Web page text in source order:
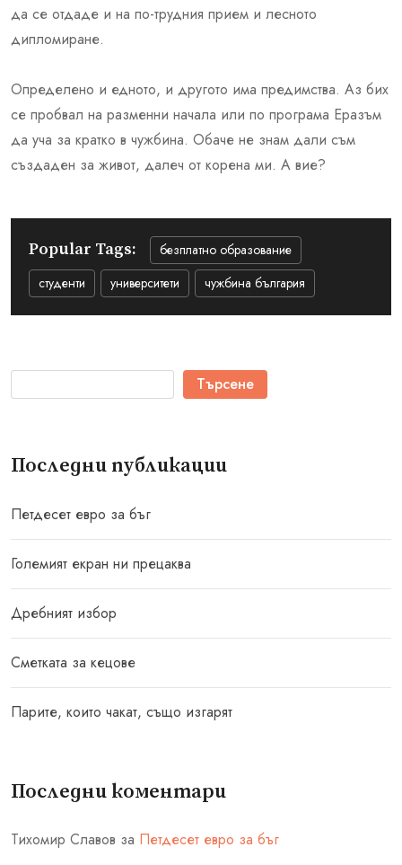
да се отдаде и на по-трудния прием и лесното
дипломиране.
Определено и едното, и другото има предимства. Аз бих
се пробвал на разменни начала или по програма Еразъм
да уча за кратко в чужбина. Обаче не знам дали съм
създаден за живот, далеч от корена ми. А вие?
Popular Tags:
безплатно образование
студенти
университети чужбина българия
Търсене
Последни публикации
Петдесет евро за бъг
Големият екран ни прецаква
Дребният избор
Сметката за кецове
Парите, които чакат, също изгарят
Последни коментари
Тихомир Славов за Петдесет евро за бъг